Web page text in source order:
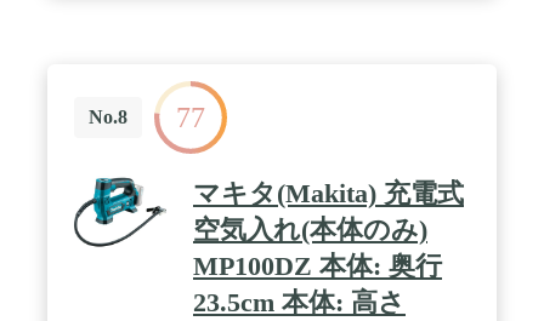
No.8 77
マキタ(Makita) 充電式
空気入れ(本体のみ)
MP100DZ 本体: 奥行
23.5cm 本体: 高さ